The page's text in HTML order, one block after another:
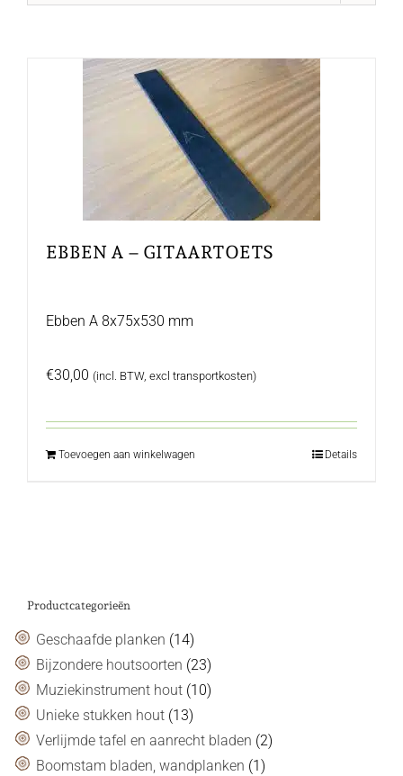
EBBEN A – GITAARTOETS
Ebben A 8x75x530 mm
€30,00 (incl. BTW, excl transportkosten)
Toevoegen aan winkelwagen Details
Productcategorieën
Geschaafde planken (14)
Bijzondere houtsoorten (23)
Muziekinstrument hout (10)
Unieke stukken hout (13)
Verlijmde tafel en aanrecht bladen (2)
Boomstam bladen, wandplanken (1)